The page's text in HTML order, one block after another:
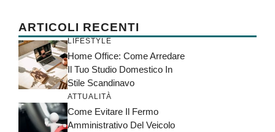
ARTICOLI RECENTI
LIFESTYLE
Home Office: Come Arredare
Il Tuo Studio Domestico In
Stile Scandinavo
ATTUALITÀ
Come Evitare Il Fermo
Amministrativo Del Veicolo